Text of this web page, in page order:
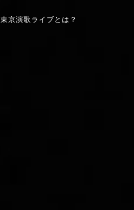
東京演歌ライブとは？